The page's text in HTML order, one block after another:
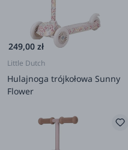
249,00 zł
Little Dutch
Hulajnoga trójkołowa Sunny
Flower